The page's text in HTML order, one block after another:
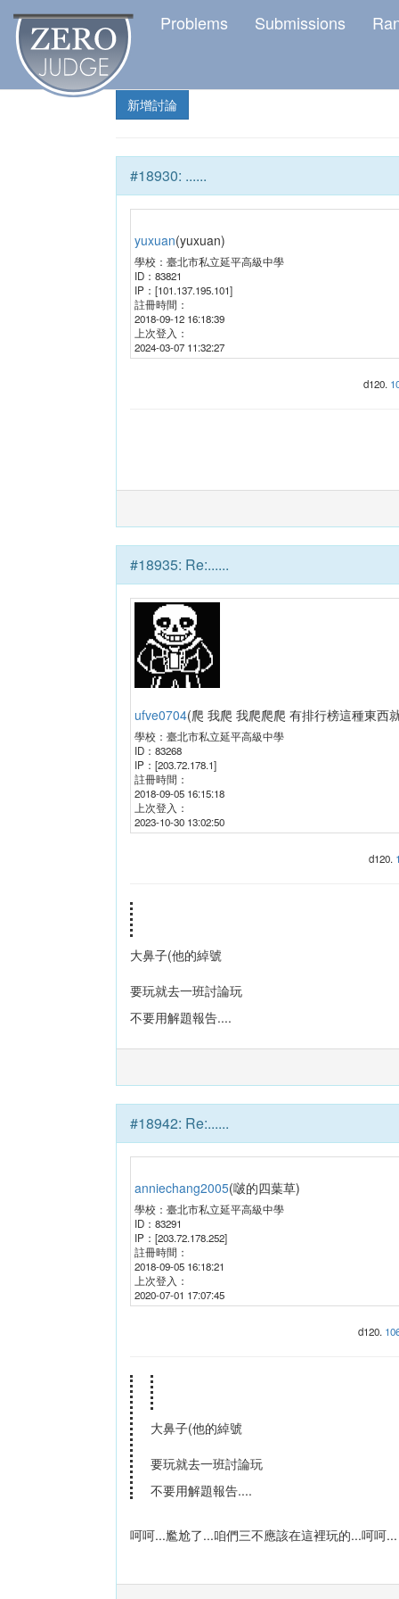
Problems Submissions
新增討論
#18930: ......
yuxuan(yuxuan)
學校： 臺北市私立延平高級中學
ID： 83821
IP： [101.137.195.101]
註冊時間：
2018-09-12 16:18:39
上次登入：
2024-03-07 11:32:27
d120.
#18935: Re:......
ufve0704(爬 我爬 我爬爬爬 有排行榜這種東西
學校： 臺北市私立延平高級中學
ID： 83268
IP： [203.72.178.1]
註冊時間：
2018-09-05 16:15:18
上次登入：
2023-10-30 13:02:50
d120.
大鼻子(他的綽號
要玩就去一班討論玩
不要用解題報告....
#18942: Re:......
anniechang2005(啵的四葉草)
學校： 臺北市私立延平高級中學
ID： 83291
IP： [203.72.178.252]
註冊時間：
2018-09-05 16:18:21
上次登入：
2020-07-01 17:07:45
d120.
大鼻子(他的綽號
要玩就去一班討論玩
不要用解題報告....
呵呵...尷尬了...咱們三不應該在這裡玩的...呵呵...